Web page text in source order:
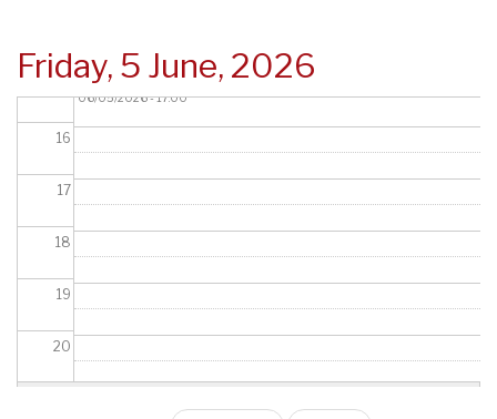
Friday, 5 June, 2026
16
17
18
19
20
Reunión de Interrelación Endocrinología y Pediatría 2026
06/05/2026 - 17:00